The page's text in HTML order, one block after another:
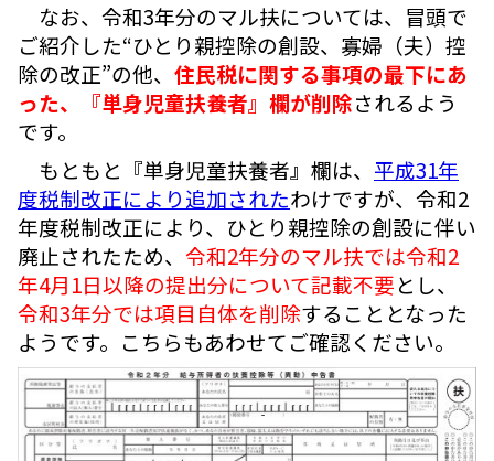
なお、令和3年分のマル扶については、冒頭で
ご紹介した“ひとり親控除の創設、寡婦（夫）控
除の改正”の他、 住民税に関する事項の最下にあ
った、『単身児童扶養者』欄が削除されるよう
です。
もともと『単身児童扶養者』欄は、 平成31年
度税制改正により追加されたわけですが、令和2
年度税制改正により、ひとり親控除の創設に伴い
廃止されたため、 令和2年分のマル扶では令和2
年4月1日以降の提出分について記載不要とし、
令和3年分では項目自体を削除することとなった
ようです。こちらもあわせてご確認ください。